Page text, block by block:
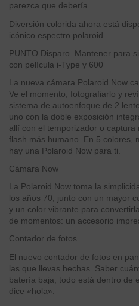
parezca que debería
Diversión colorida ahora está
icónico espectro polaroid
PUNTO Disparo. Mantener para
con película i-Type y 600
La nueva cámara Polaroid Now
Ve el momento, fotografiarlo y
sistema de autoenfoque de 2
uno con la doble exposición
allí con el temporizador o
flash más humano. En 5 colores,
hay una Polaroid Now para ti.
Cámara Now
La Polaroid Now toma la
los años 70, junto con un mayor
y un color vibrante para
de momentos: un accesorio
Contador de fotos
El nuevo contador de fotos en
las que llevas hechas. Saber
batería baja, todo está dentro de
dice «hola».